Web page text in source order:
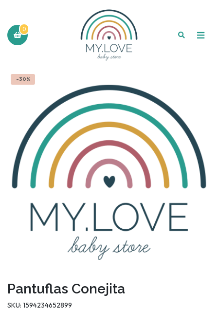
0
-30%
Pantuflas Conejita
SKU: 1594234652899